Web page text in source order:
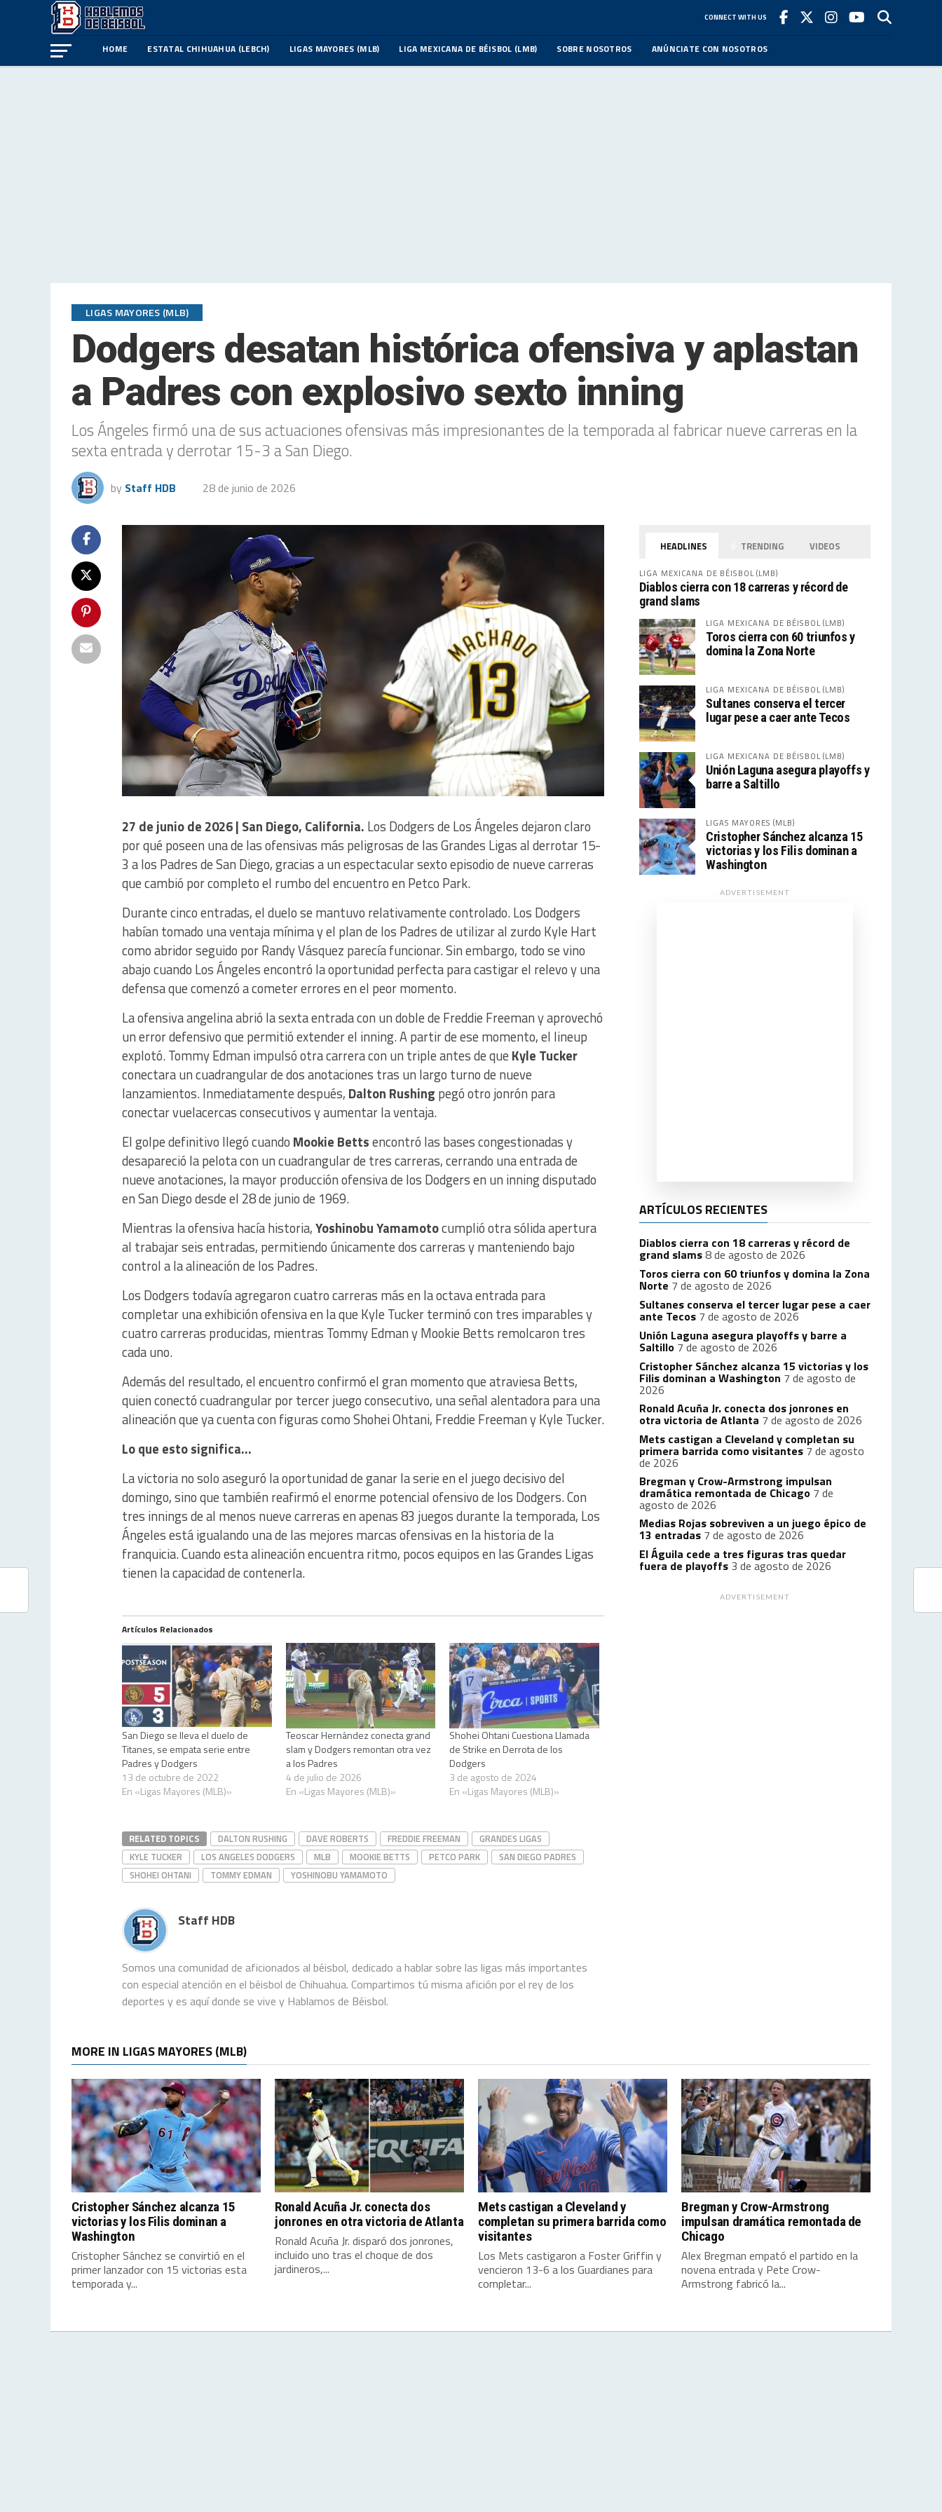
CONNECT WITH US
HOME ESTATAL CHIHUAHUA (LEBCH) LIGAS MAYORES (MLB) LIGA MEXICANA DE BÉISBOL (LMB) SOBRE NOSOTROS ANÚNCIATE CON NOSOTROS
LIGAS MAYORES (MLB)
Dodgers desatan histórica ofensiva y aplastan
a Padres con explosivo sexto inning
Los Ángeles firmó una de sus actuaciones ofensivas más impresionantes de la temporada al fabricar nueve carreras en la
sexta entrada y derrotar 15-3 a San Diego.
by Staff HDB 28 de junio de 2026
27 de junio de 2026 | San Diego, California. Los Dodgers de Los Ángeles dejaron claro
por qué poseen una de las ofensivas más peligrosas de las Grandes Ligas al derrotar 15-
3 a los Padres de San Diego, gracias a un espectacular sexto episodio de nueve carreras
que cambió por completo el rumbo del encuentro en Petco Park.
Durante cinco entradas, el duelo se mantuvo relativamente controlado. Los Dodgers
habían tomado una ventaja mínima y el plan de los Padres de utilizar al zurdo Kyle Hart
como abridor seguido por Randy Vásquez parecía funcionar. Sin embargo, todo se vino
abajo cuando Los Ángeles encontró la oportunidad perfecta para castigar el relevo y una
defensa que comenzó a cometer errores en el peor momento.
La ofensiva angelina abrió la sexta entrada con un doble de Freddie Freeman y aprovechó
un error defensivo que permitió extender el inning. A partir de ese momento, el lineup
explotó. Tommy Edman impulsó otra carrera con un triple antes de que Kyle Tucker
conectara un cuadrangular de dos anotaciones tras un largo turno de nueve
lanzamientos. Inmediatamente después, Dalton Rushing pegó otro jonrón para
conectar vuelacercas consecutivos y aumentar la ventaja.
El golpe definitivo llegó cuando Mookie Bettsencontró las bases congestionadas y
desapareció la pelota con un cuadrangular de tres carreras, cerrando una entrada de
nueve anotaciones, la mayor producción ofensiva de los Dodgers en un inning disputado
en San Diego desde el 28 de junio de 1969.
Mientras la ofensiva hacía historia,Yoshinobu Yamamotocumplió otra sólida apertura
al trabajar seis entradas, permitiendo únicamente dos carreras y manteniendo bajo
control a la alineación de los Padres.
Los Dodgers todavía agregaron cuatro carreras más en la octava entrada para
completar una exhibición ofensiva en la que Kyle Tucker terminó con tres imparables y
cuatro carreras producidas, mientras Tommy Edman y Mookie Betts remolcaron tres
cada uno.
Además del resultado, el encuentro confirmó el gran momento que atraviesa Betts,
quien conectó cuadrangular por tercer juego consecutivo, una señal alentadora para una
alineación que ya cuenta con figuras como Shohei Ohtani, Freddie Freeman y Kyle Tucker.
Lo que esto significa…
La victoria no solo aseguró la oportunidad de ganar la serie en el juego decisivo del
domingo, sino que también reafirmó el enorme potencial ofensivo de los Dodgers. Con
tres innings de al menos nueve carreras en apenas 83 juegos durante la temporada, Los
Ángeles está igualando una de las mejores marcas ofensivas en la historia de la
franquicia. Cuando esta alineación encuentra ritmo, pocos equipos en las Grandes Ligas
tienen la capacidad de contenerla.
Artículos Relacionados
San Diego se lleva el duelo de
Titanes, se empata serie entre
Padres y Dodgers
13 de octubre de 2022
En «Ligas Mayores (MLB)»
Teoscar Hernández conecta grand
slam y Dodgers remontan otra vez
a los Padres
4 de julio de 2026
En «Ligas Mayores (MLB)»
Shohei Ohtani Cuestiona Llamada
de Strike en Derrota de los
Dodgers
3 de agosto de 2024
En «Ligas Mayores (MLB)»
RELATED TOPICS DALTON RUSHING DAVE ROBERTS FREDDIE FREEMAN
GRANDES LIGAS
KYLE TUCKER
LOS ANGELES DODGERS MLB MOOKIE BETTS PETCO PARK
SAN DIEGO PADRES
SHOHEI OHTANI
TOMMY EDMAN YOSHINOBU YAMAMOTO
Staff HDB
Somos una comunidad de aficionados al béisbol, dedicado a hablar sobre las ligas más importantes
con especial atención en el béisbol de Chihuahua. Compartimos tú misma afición por el rey de los
deportes y es aquí donde se vive y Hablamos de Béisbol.
HEADLINES TRENDING VIDEOS
LIGA MEXICANA DE BÉISBOL (LMB)
Diablos cierra con 18 carreras y récord de
grand slams
LIGA MEXICANA DE BÉISBOL (LMB)
Toros cierra con 60 triunfos y
domina la Zona Norte
LIGA MEXICANA DE BÉISBOL (LMB)
Sultanes conserva el tercer
lugar pese a caer ante Tecos
LIGA MEXICANA DE BÉISBOL (LMB)
Unión Laguna asegura playoffs y
barre a Saltillo
LIGAS MAYORES (MLB)
Cristopher Sánchez alcanza 15
victorias y los Filis dominan a
Washington
ADVERTISEMENT
ARTÍCULOS RECIENTES
Diablos cierra con 18 carreras y récord de
grand slams8 de agosto de 2026
Toros cierra con 60 triunfos y domina la Zona
Norte 7 de agosto de 2026
Sultanes conserva el tercer lugar pese a caer
ante Tecos 7 de agosto de 2026
Unión Laguna asegura playoffs y barre a
Saltillo 7 de agosto de 2026
Cristopher Sánchez alcanza 15 victorias y los
Filis dominan a Washington 7 de agosto de
2026
Ronald Acuña Jr. conecta dos jonrones en
otra victoria de Atlanta 7 de agosto de 2026
Mets castigan a Cleveland y completan su
primera barrida como visitantes 7 de agosto
de 2026
Bregman y Crow-Armstrong impulsan
dramática remontada de Chicago 7 de
agosto de 2026
Medias Rojas sobreviven a un juego épico de
13 entradas 7 de agosto de 2026
El Águila cede a tres figuras tras quedar
fuera de playoffs 3 de agosto de 2026
ADVERTISEMENT
MORE IN LIGAS MAYORES (MLB)
Cristopher Sánchez alcanza 15
victorias y los Filis dominan a
Washington
Cristopher Sánchez se convirtió en el
primer lanzador con 15 victorias esta
temporada y...
Ronald Acuña Jr. conecta dos
jonrones en otra victoria de Atlanta
Ronald Acuña Jr. disparó dos jonrones,
incluido uno tras el choque de dos
jardineros,...
Mets castigan a Cleveland y
completan su primera barrida como
visitantes
Los Mets castigaron a Foster Griffin y
vencieron 13-6 a los Guardianes para
completar...
Bregman y Crow-Armstrong
impulsan dramática remontada de
Chicago
Alex Bregman empató el partido en la
novena entrada y Pete Crow-
Armstrong fabricó la...